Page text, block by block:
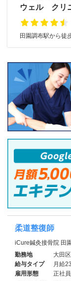
ウェル クリ
田園調布駅から徒
柔道整復師
iCure鍼灸接骨院 田
勤務地
大田
給与タイプ
月給
雇用形態
正社員